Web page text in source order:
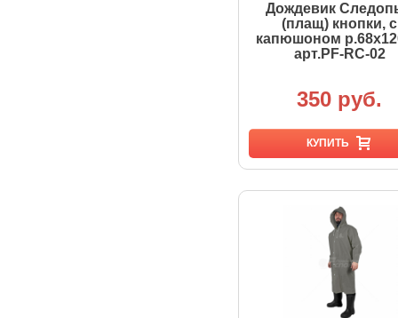
Дождевик
(плащ) кнопки, с
капюшоном
арт.PF-RC-02
350 руб.
КУПИТЬ